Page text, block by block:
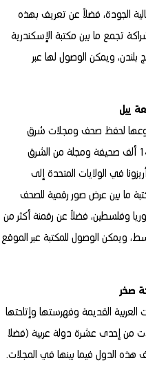
الجودة، فضلاً عن تعريف بهذه
تجمع ما بين مكتبة الإسكندرية
بلندن، ويمكن الوصول لها عبر
ييل
رقمية من نوعها لحفظ صحف ومجلات شرق
أوسطية، وحددت الجامعة قائمة أولية بـ14 ألف صحيفة ومجلة من الشرق
في الولايات المتحدة إلى
ما بين عرض صور رقمية للصحف
وفلسطين، فضلاً عن رقمنة أكثر من
صخر
العربية القديمة وفهرستها وإتاحتها
من إحدى عشرة دولة عربية (فضلا
هذه الدول فيما بينها في المجلات.